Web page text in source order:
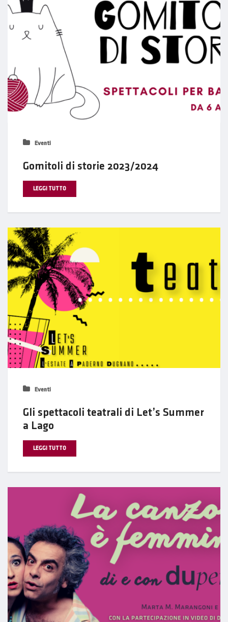
Eventi
Gomitoli di storie 2023/2024
LEGGI TUTTO
Eventi
Gli spettacoli teatrali di Let’s Summer
a Lago
LEGGI TUTTO